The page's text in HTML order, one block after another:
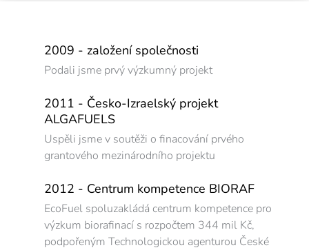
2009 - založení společnosti
Podali jsme prvý výzkumný projekt
2011 - Česko-Izraelský projekt
ALGAFUELS
Uspěli jsme v soutěži o finacování prvého
grantového mezinárodního projektu
2012 - Centrum kompetence BIORAF
EcoFuel spoluzakládá centrum kompetence pro
výzkum biorafinací s rozpočtem 344 mil Kč,
podpořeným Technologickou agenturou České